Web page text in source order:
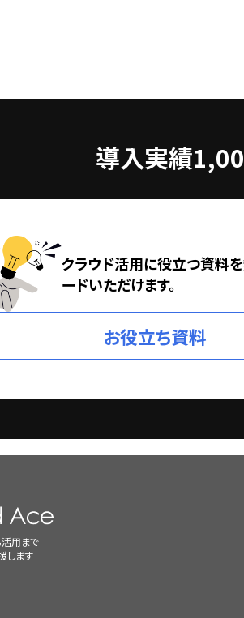
導入実績
クラウド活用に役立つ資料
ードいただけます。
お役立ち資料
用まで
します